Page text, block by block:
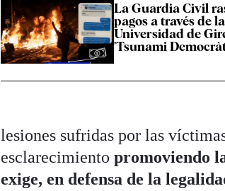
La Guardia Civil
pagos a través de la
Universidad de
'Tsunami
lesiones sufridas por las
esclarecimiento promoviendo
exige, en defensa de la